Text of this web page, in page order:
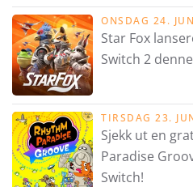
ONSDAG 24.
Star Fox
Switch 2
TIRSDAG 23.
Sjekk ut en
Paradise
Switch!